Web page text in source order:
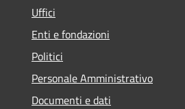
Uffici
Enti e fondazioni
Politici
Personale Amministrativo
Documenti e dati